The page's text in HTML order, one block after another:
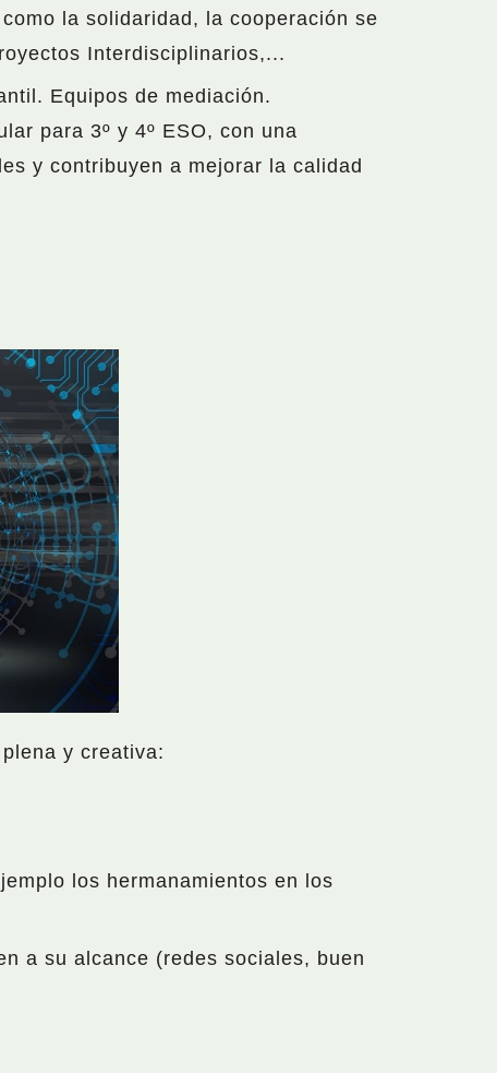
la solidaridad, la cooperación se
Interdisciplinarios,...
Equipos de mediación.
para 3º y 4º ESO, con una
y contribuyen a mejorar la calidad
y creativa:
los hermanamientos en los
a su alcance (redes sociales, buen